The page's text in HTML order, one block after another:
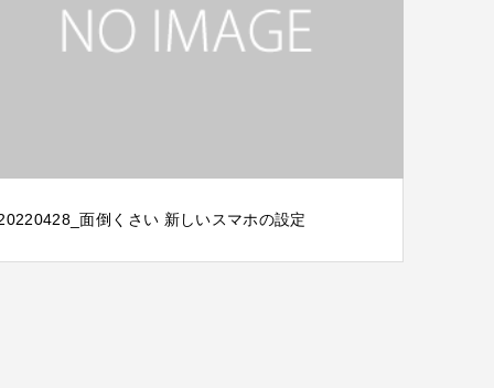
面倒くさい 新しいスマホの設定